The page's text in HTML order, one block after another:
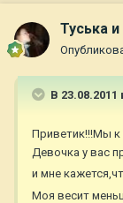
Туська
В
Приветик!!!Мы к
Девочка у вас
и мне
Моя весит